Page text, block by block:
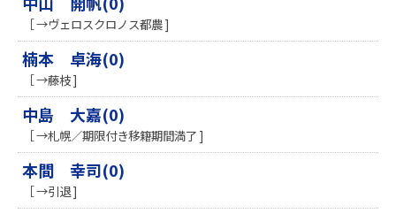
［ →ヴェロスクロノス都農 ]
楠本 卓海(0)
［ →藤枝 ]
中島 大嘉(0)
［ →札幌／期限付き移籍期間満了 ]
本間 幸司(0)
［ →引退 ]